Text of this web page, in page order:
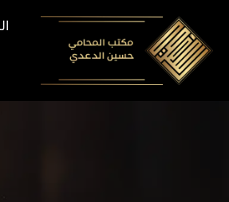
Skip
content